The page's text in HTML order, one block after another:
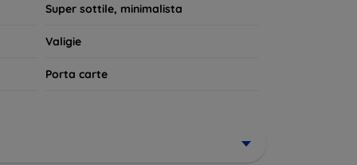
Super sottile, minimalista
Valigie
Porta carte